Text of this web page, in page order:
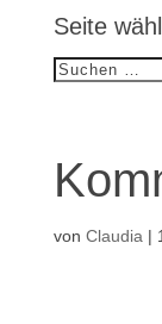
Seite
von Claudia |